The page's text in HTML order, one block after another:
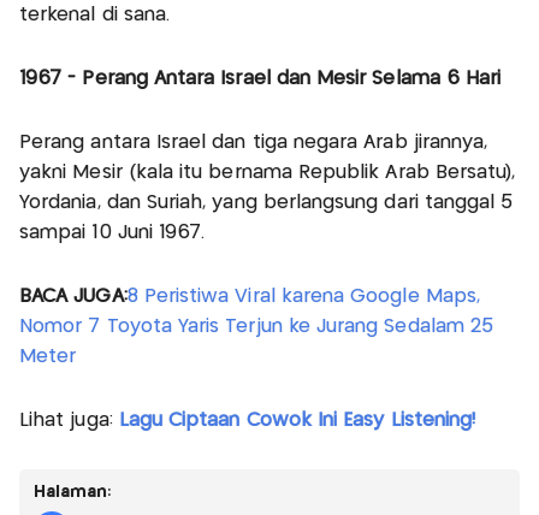
terkenal di sana.
1967 - Perang Antara Israel dan Mesir Selama 6 Hari
Perang antara Israel dan tiga negara Arab jirannya,
yakni Mesir (kala itu bernama Republik Arab Bersatu),
Yordania, dan Suriah, yang berlangsung dari tanggal 5
sampai 10 Juni 1967.
BACA JUGA:8 Peristiwa Viral karena Google Maps,
Nomor 7 Toyota Yaris Terjun ke Jurang Sedalam 25
Meter
Lihat juga: Lagu Ciptaan Cowok Ini Easy Listening!
Halaman: